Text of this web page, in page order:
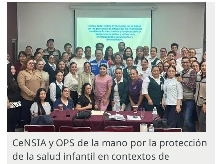
CeNSIA y OPS de la mano por la protección
de la salud infantil en contextos de